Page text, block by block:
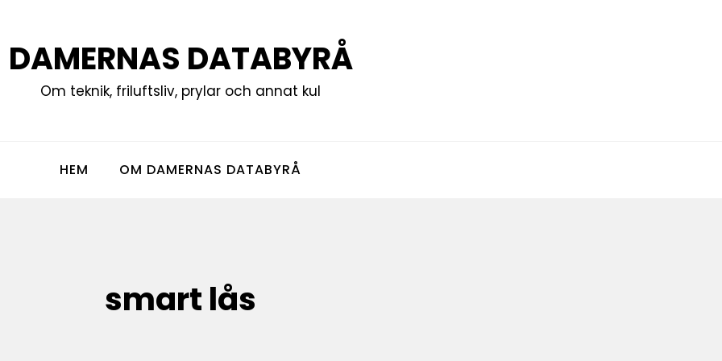
DAMERNAS DATABYRÅ
Om teknik, friluftsliv, prylar och annat kul
HEM OM DAMERNAS DATABYRÅ
smart lås